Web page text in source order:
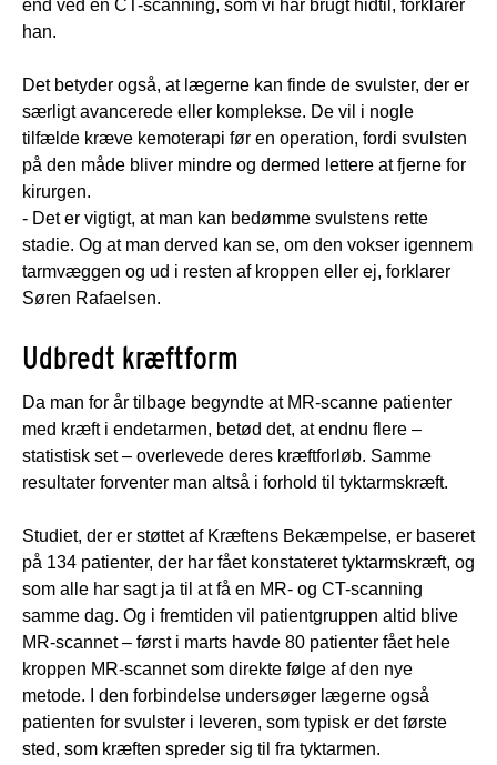
end ved en CT-scanning, som vi har brugt hidtil, forklarer
han.
Det betyder også, at lægerne kan finde de svulster, der er
særligt avancerede eller komplekse. De vil i nogle
tilfælde kræve kemoterapi før en operation, fordi svulsten
på den måde bliver mindre og dermed lettere at fjerne for
kirurgen.
- Det er vigtigt, at man kan bedømme svulstens rette
stadie. Og at man derved kan se, om den vokser igennem
tarmvæggen og ud i resten af kroppen eller ej, forklarer
Søren Rafaelsen.
Udbredt kræftform
Da man for år tilbage begyndte at MR-scanne patienter
med kræft i endetarmen, betød det, at endnu flere –
statistisk set – overlevede deres kræftforløb. Samme
resultater forventer man altså i forhold til tyktarmskræft.
Studiet, der er støttet af Kræftens Bekæmpelse, er baseret
på 134 patienter, der har fået konstateret tyktarmskræft, og
som alle har sagt ja til at få en MR- og CT-scanning
samme dag. Og i fremtiden vil patientgruppen altid blive
MR-scannet – først i marts havde 80 patienter fået hele
kroppen MR-scannet som direkte følge af den nye
metode. I den forbindelse undersøger lægerne også
patienten for svulster i leveren, som typisk er det første
sted, som kræften spreder sig til fra tyktarmen.